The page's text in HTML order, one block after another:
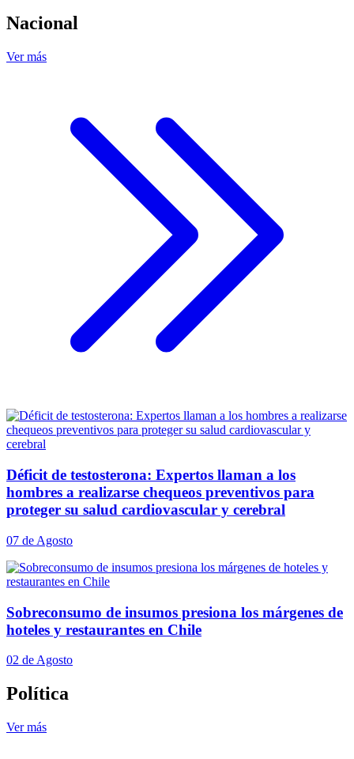
Nacional
Ver más
Déficit de testosterona: Expertos llaman a los
hombres a realizarse chequeos preventivos para
proteger su salud cardiovascular y cerebral
07 de Agosto
Sobreconsumo de insumos presiona los márgenes de
hoteles y restaurantes en Chile
02 de Agosto
Política
Ver más